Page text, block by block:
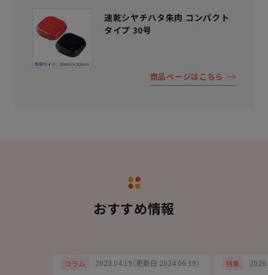
速乾シヤチハタ朱肉 コンパクト
タイプ 30号
商品ページはこちら
おすすめ情報
コラム 2023.04.19（更新日 2024.06.19） 特集